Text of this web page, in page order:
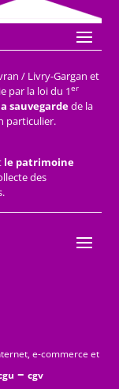
/ Livry-Gargan et
par la loi du 1er
sauvegardede la
particulier.
le patrimoine
des
e-commerce et
– cgv